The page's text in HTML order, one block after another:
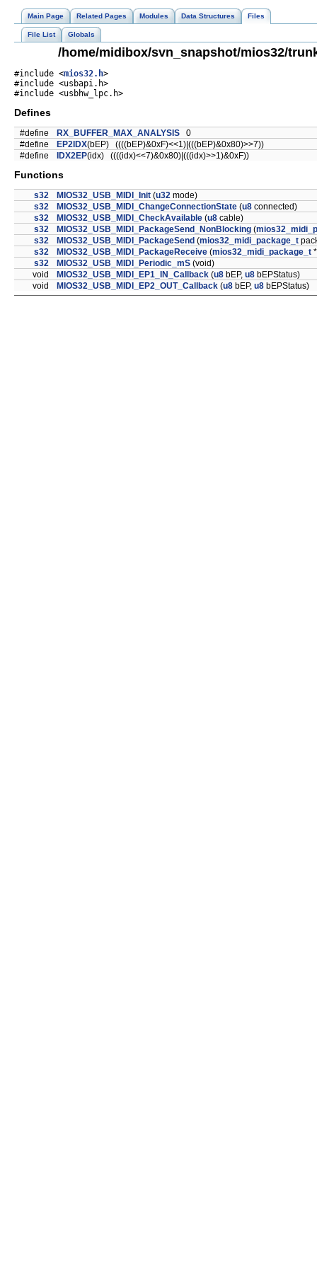
Main Page Related Pages Modules Data Structures Files
File List Globals
/home/midibox/svn_snapshot/mios32/
#include <mios32.h>
#include <usbapi.h>
#include <usbhw_lpc.h>
Defines
#define RX_BUFFER_MAX_ANALYSIS 0
#define
EP2IDX(bEP) ((((bEP)&0xF)<<1)|(((bEP)&0x80)>>7))
#define
IDX2EP(idx) ((((idx)<<7)&0x80)|(((idx)>>1)&0xF))
Functions
s32 MIOS32_USB_MIDI_Init (u32 mode)
s32
MIOS32_USB_MIDI_ChangeConnectionState (u8 connected)
s32
MIOS32_USB_MIDI_CheckAvailable (u8 cable)
s32
MIOS32_USB_MIDI_PackageSend_NonBlocking (
s32
MIOS32_USB_MIDI_PackageSend (mios32_midi_package_t
s32
MIOS32_USB_MIDI_PackageReceive (mios32_midi_package_t
s32
MIOS32_USB_MIDI_Periodic_mS (void)
void
MIOS32_USB_MIDI_EP1_IN_Callback (u8 bEP, u8 bEPStatus)
void
MIOS32_USB_MIDI_EP2_OUT_Callback (u8 bEP, u8 bEPStatus)